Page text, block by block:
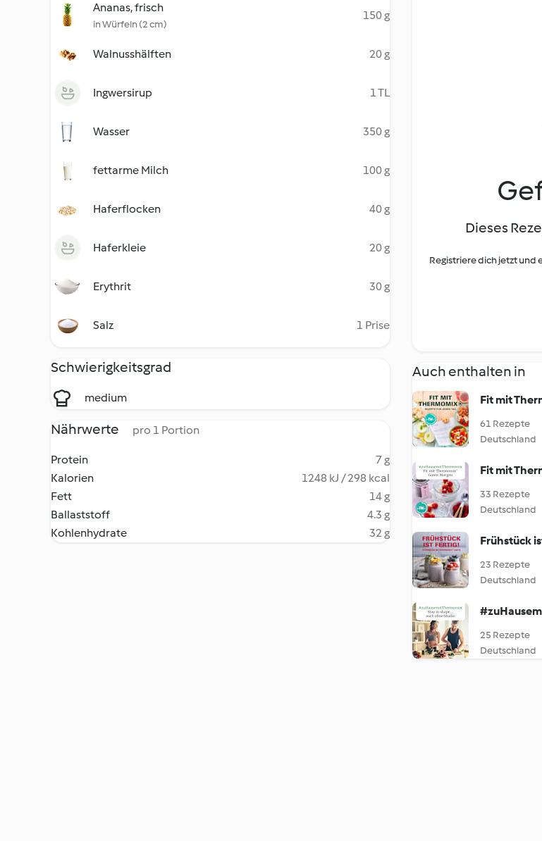
Ananas, frisch
in Würfeln (2 cm)
150 g
Walnusshälften 20 g
Ingwersirup 1 TL
Wasser 350 g
fettarme Milch 100 g
Haferflocken 40 g
Haferkleie 20 g
Erythrit 30 g
Salz 1 Prise
Schwierigkeitsgrad
medium
Nährwerte pro 1 Portion
Protein
7 g
Kalorien
1248 kJ / 298 kcal
Fett
14 g
Ballaststoff
4.3 g
Kohlenhydrate
32 g
Dieses
Registriere dich jetzt und
Auch enthalten in
Fit mit
61 Rezepte
Deutschland
Fit mit
33 Rezepte
Deutschland
Frühstück
23 Rezepte
Deutschland
25 Rezepte
Deutschland